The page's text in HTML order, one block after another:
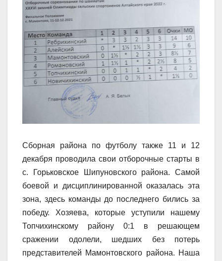
Сборная района по футболу также 11 и 12
декабря проводила свои отборочные старты в
с. Горьковское Шипуновского района. Самой
боевой и дисциплинированной оказалась эта
зона, здесь команды до последнего бились за
победу. Хозяева, которые уступили нашему
Топчихинскому району 0:1 в решающем
сражении одолели, шедших без потерь
представителей Мамонтовского района. Наша